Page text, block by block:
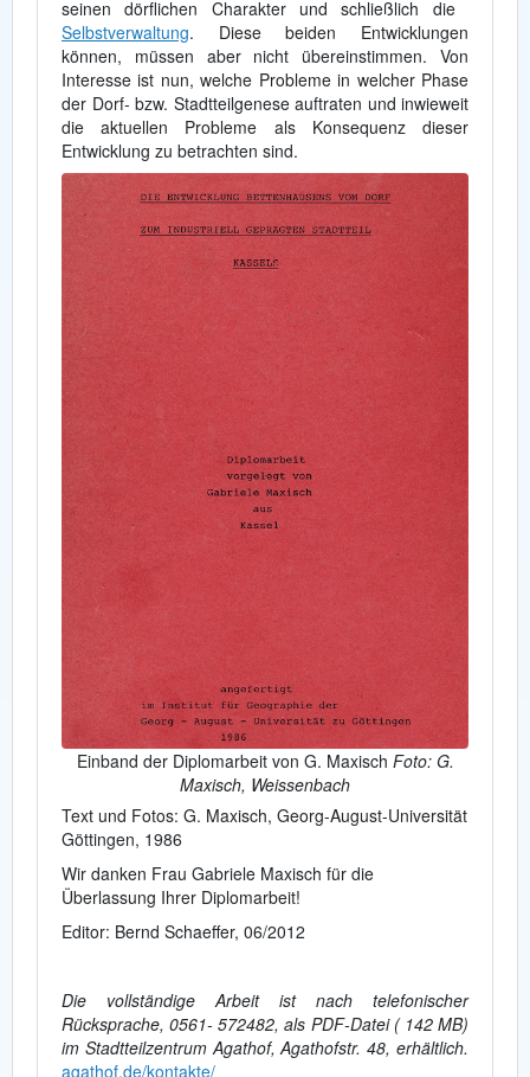
seinen dörflichen Charakter und schließlich die
Selbstverwaltung. Diese beiden Entwicklungen
können, müssen aber nicht übereinstimmen. Von
Interesse ist nun, welche Probleme in welcher Phase
der Dorf- bzw. Stadtteilgenese auftraten und inwieweit
die aktuellen Probleme als Konsequenz dieser
Entwicklung zu betrachten sind.
Einband der Diplomarbeit von G. Maxisch Foto: G.
Maxisch, Weissenbach
Text und Fotos: G. Maxisch, Georg-August-Universität
Göttingen, 1986
Wir danken Frau Gabriele Maxisch für die
Überlassung Ihrer Diplomarbeit!
Editor: Bernd Schaeffer, 06/2012
Die vollständige Arbeit ist nach telefonischer
Rücksprache, 0561- 572482, als PDF-Datei ( 142 MB)
im Stadtteilzentrum Agathof, Agathofstr. 48, erhältlich.
agathof.de/kontakte/